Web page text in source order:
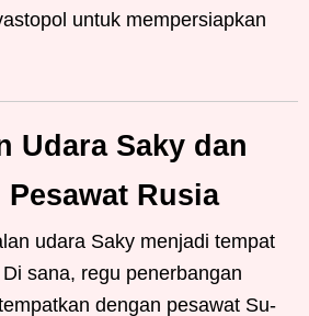
untuk mempersiapkan
Udara Saky dan
Rusia
udara Saky menjadi tempat
sana, regu penerbangan
dengan pesawat Su-